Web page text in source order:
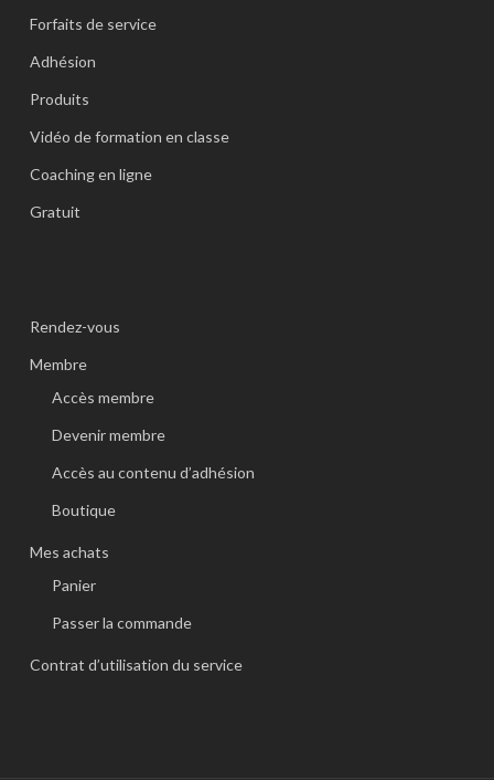
Forfaits de service
Adhésion
Produits
Vidéo de formation en classe
Coaching en ligne
Gratuit
Rendez-vous
Membre
Accès membre
Devenir membre
Accès au contenu d’adhésion
Boutique
Mes achats
Panier
Passer la commande
Contrat d’utilisation du service